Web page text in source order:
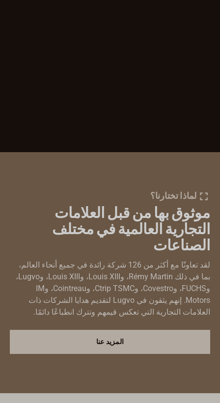
لماذا تختارنا؟
موثوق بها من قبل العلامات
التجارية العالمية في مختلف
الصناعات
لقد تعاونّا مع أكثر من 126 شركة رائدة في جميع أنحاء العالم،
بما في ذلك Rémy Martin، وLouis XIII، وLouis XIII، وLugvo،
وFUCHS، وCovestro، وCtrip TSMC، وCointreau، وIM
Motors. إنهم يثقون في Lugvo لتقديم هدايا الشركات ذات
العلامات التجارية التي تعكس قيمهم وتترك انطباعًا دائمًا.
المزيد عنا